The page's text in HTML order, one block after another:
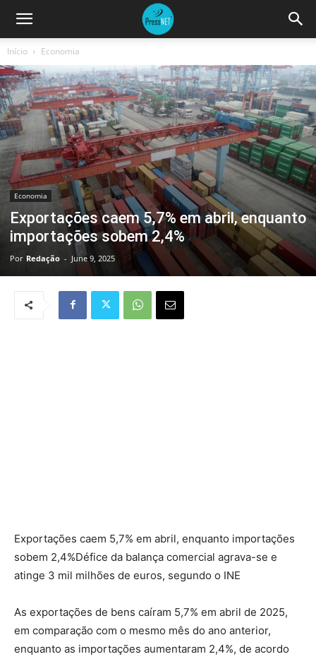
Início Economia
Economia
Exportações caem 5,7% em abril, enquanto
importações sobem 2,4%
Por Redação - June 9, 2025
Exportações caem 5,7% em abril, enquanto importações
sobem 2,4%Défice da balança comercial agrava-se e
atinge 3 mil milhões de euros, segundo o INE
As exportações de bens caíram 5,7% em abril de 2025,
em comparação com o mesmo mês do ano anterior,
enquanto as importações aumentaram 2,4%, de acordo